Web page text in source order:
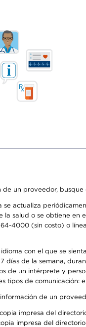
un proveedor,
actualiza
la salud o se obtiene
4000 (sin costo) o
con el que se
días de la semana,
de un intérprete y
tipos de comunicación:
de un
impresa del
impresa del